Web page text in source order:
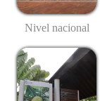
Nivel nacional